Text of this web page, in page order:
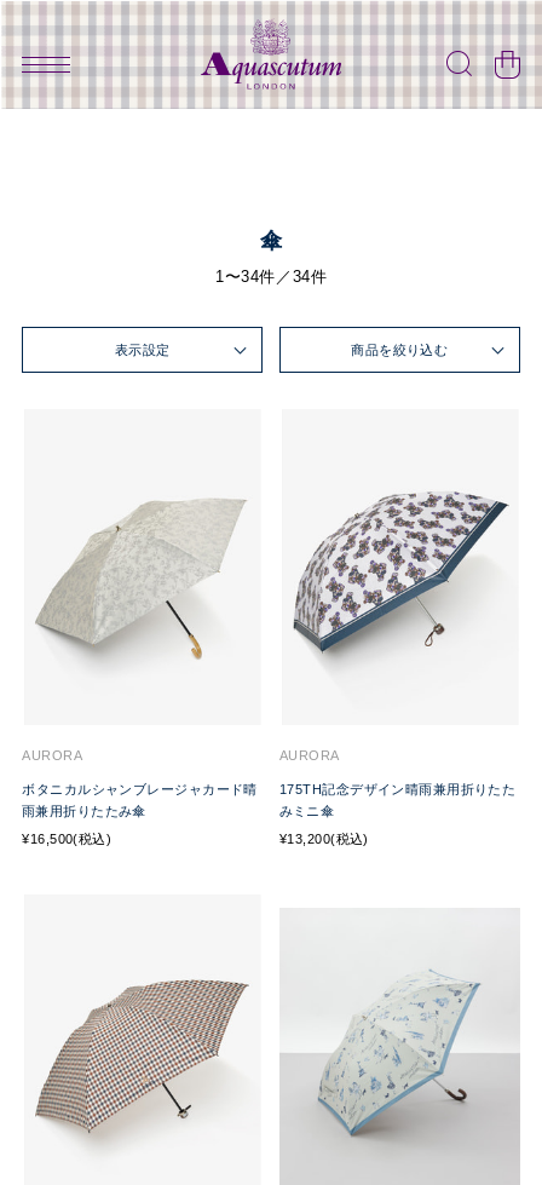
傘
1〜34件／34件
表示設定 商品を絞り込む
AURORA
ボタニカルシャンブレージャカード晴
雨兼用折りたたみ傘
¥16,500(税込)
AURORA
175TH記念デザイン晴雨兼用折りたた
みミニ傘
¥13,200(税込)